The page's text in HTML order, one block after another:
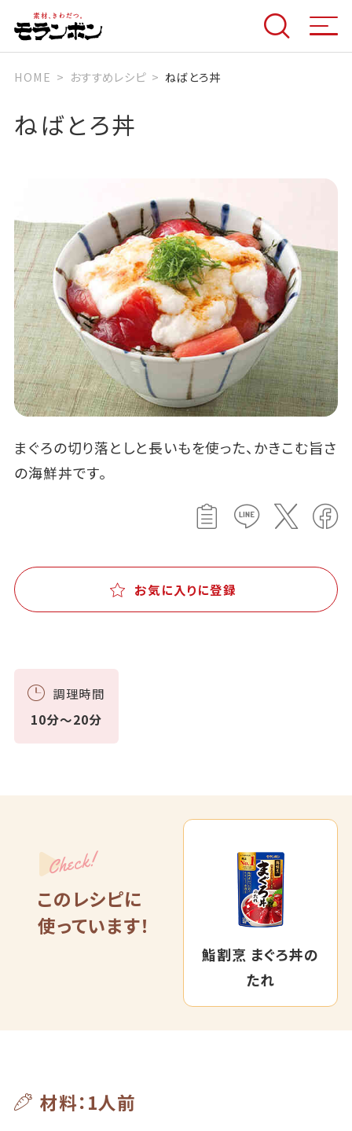
HOME おすすめレシピ ねばとろ丼
ねばとろ丼
まぐろの切り落としと長いもを使った、かきこむ旨さ
の海鮮丼です。
お気に入りに登録
調理時間
10分～20分
Check!
このレシピに
使っています！
鮨割烹 まぐろ丼の
たれ
材料：1人前